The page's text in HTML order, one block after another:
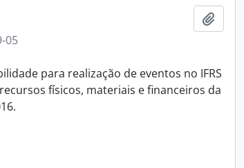
05
para realização de eventos no IFRS
físicos, materiais e financeiros da